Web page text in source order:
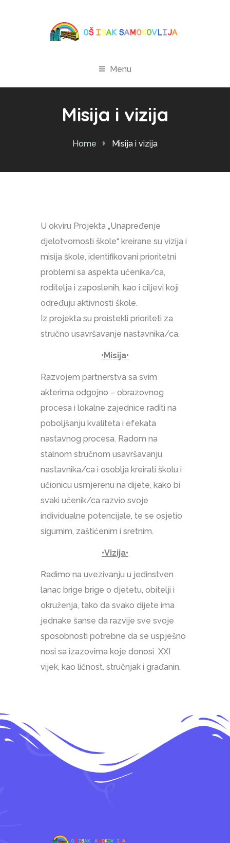
Menu
Misija i vizija
Home Misija i vizija
U okviru Projekta „Unapređenje
djelotvornosti škole“ kreirane su vizija i
misija škole, identifikovani prioritetni
problemi sa aspekta učenika/ca,
roditelja i zaposlenih, kao i ciljevi koji
određuju aktivnosti škole.
Iz projekta su proistekli prioriteti za
stručno usavršavanje nastavnika/ca.
• Misija•
Razvojem partnerstva sa svim
akterima odgojno – obrazovnog
procesa i lokalne zajednice raditi na
poboljšanju kvaliteta i efekata
nastavnog procesa. Radom na
stalnom stručnom usavršavanju
nastavnika/ca i osoblja kreirati školu i
učionicu usmjerenu na dijete, kako bi
svaki učenik/ca razvio svoje
individualne potencijale, te se osjetio
sigurnim, zaštićenim i sretnim.
•Vizija•
Radimo na uvezivanju u jedinstven
lanac brige brige o djetetu, obitelji i
okruženja, tako da svako dijete ima
jednake šanse da razvije sve svoje
sposobnosti potrebne da se uspješno
nosi sa izazovima koje donosi XXI
vijek, kao ličnost, stručnjak i građanin.